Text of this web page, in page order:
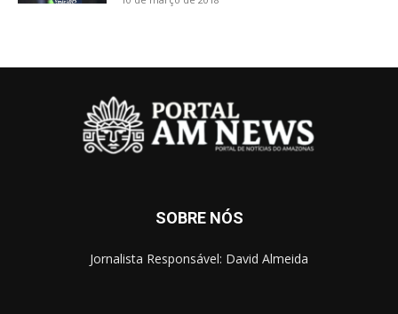
SOBRE NÓS
Jornalista Responsável: David Almeida